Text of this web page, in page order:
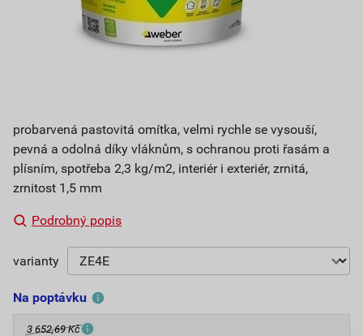
probarvená pastovitá omítka, velmi rychle se vysouší,
pevná a odolná díky vláknům, s ochranou proti řasám a
plísním, spotřeba 2,3 kg/m2, interiér i exteriér, zrnitá,
zrnitost 1,5 mm
Podrobný popis
varianty
Na poptávku
3 652,69 Kč